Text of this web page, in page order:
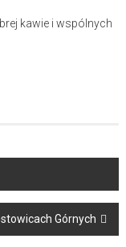
kawie i wspólnych
Górnych